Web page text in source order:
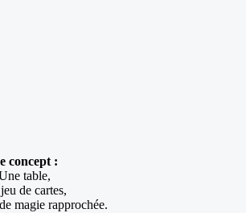
concept :
table,
de cartes,
magie rapprochée.